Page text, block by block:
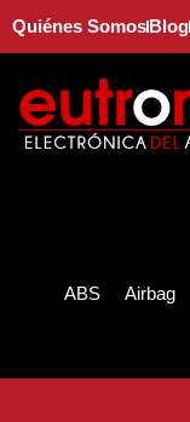
Quiénes SomosBlog
ABS Airbag